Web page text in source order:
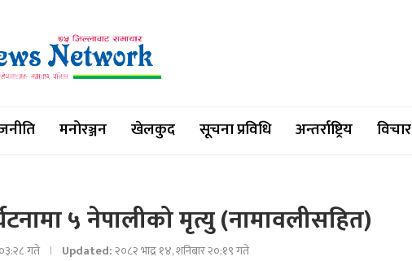
मनोरञ्जन खेलकुद सूचना प्रविधि अन्तर्राष्ट्रिय विचार
५ नेपालीको मृत्यु (नामावलीसहित)
गते Updated:२०८२ भाद्र १४, शनिबार २०:१९ गते